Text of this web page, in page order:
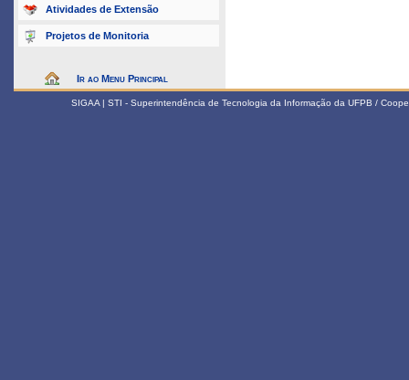
Atividades de Extensão
Projetos de Monitoria
Ir ao Menu Principal
SIGAA | STI - Superintendência de Tecnologia da Informação da UFPB /